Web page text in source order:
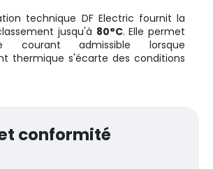
technique DF Electric fournit la
jusqu'à 80°C. Elle permet
courant admissible lorsque
thermique s'écarte des conditions
conformité